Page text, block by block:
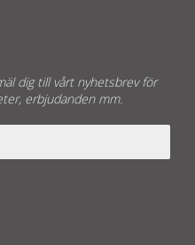
dig till vårt nyhetsbrev för
erbjudanden mm.